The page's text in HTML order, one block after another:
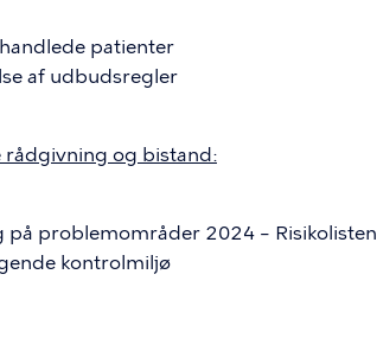
patienter
af udbudsregler
og bistand:
problemområder 2024 – Risikolisten
kontrolmiljø